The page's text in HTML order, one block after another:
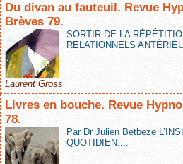
Du divan au fauteuil. Revue
Brèves 79.
SORTIR DE LA
RELATIONNELS
Laurent Gross
Livres en bouche. Revue
78.
Par Dr Julien Betbeze
QUOTIDIEN....